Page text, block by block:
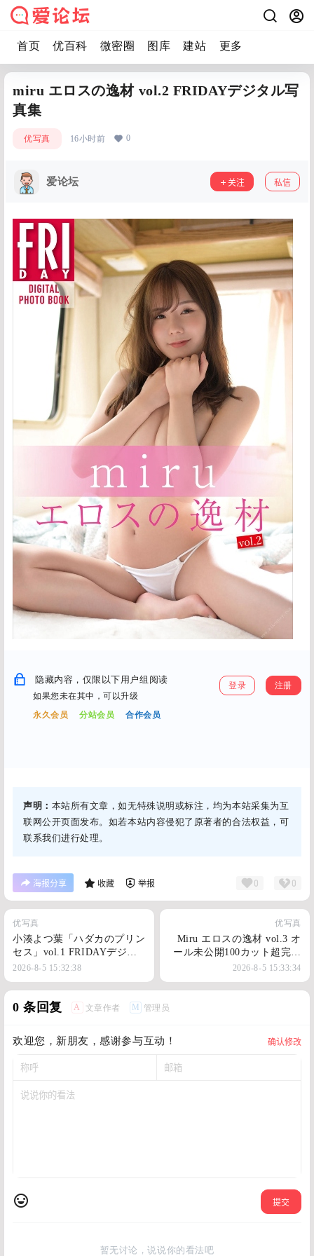
首页 优百科 微密圈 图库 建站 更多
miru エロスの逸材 vol.2 FRIDAYデジタル写
真集
优写真 16小时前 0
爱论坛 关注 私信
隐藏内容，仅限以下用户组阅读
如果您未在其中，可以升级
永久会员
分站会员 合作会员
登录 注册
声明： 本站所有文章，如无特殊说明或标注，均为本站采集为互
联网公开页面发布。如若本站内容侵犯了原著者的合法权益，可
联系我们进行处理。
海报分享 收藏 举报 0 0
优写真
小湊よつ葉「ハダカのプリン
セス」vol.1 FRIDAYデジタ
ル写真集
2026-8-5 15:32:38
优写真
Miru エロスの逸材 vol.3 オ
ール未公開100カット超完全
版 FIRDAYデジタル写真集
2026-8-5 15:33:34
0 条回复 A 文章作者 M 管理员
欢迎您，新朋友，感谢参与互动！ 确认修改
提交
暂无讨论，说说你的看法吧